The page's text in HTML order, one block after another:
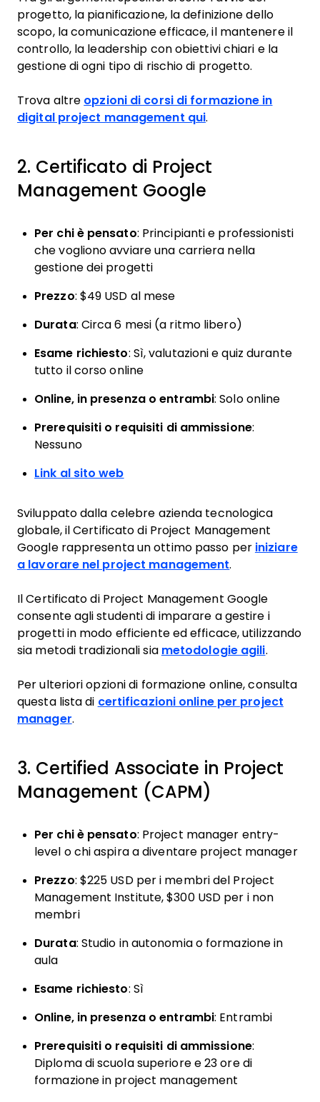
progetto, la pianificazione, la definizione dello
scopo, la comunicazione efficace, il mantenere il
controllo, la leadership con obiettivi chiari e la
gestione di ogni tipo di rischio di progetto.
Trova altre opzioni di corsi di formazione in
digital project management qui.
2. Certificato di Project
Management Google
Per chi è pensato: Principianti e professionisti
che vogliono avviare una carriera nella
gestione dei progetti
Prezzo: $49 USD al mese
Durata: Circa 6 mesi (a ritmo libero)
Esame richiesto: Sì, valutazioni e quiz durante
tutto il corso online
Online, in presenza o entrambi: Solo online
Prerequisiti o requisiti di ammissione:
Nessuno
Link al sito web
Sviluppato dalla celebre azienda tecnologica
globale, il Certificato di Project Management
Google rappresenta un ottimo passo per iniziare
a lavorare nel project management.
Il Certificato di Project Management Google
consente agli studenti di imparare a gestire i
progetti in modo efficiente ed efficace, utilizzando
sia metodi tradizionali sia metodologie agili.
Per ulteriori opzioni di formazione online, consulta
questa lista di certificazioni online per project
manager.
3. Certified Associate in Project
Management (CAPM)
Per chi è pensato: Project manager entry-
level o chi aspira a diventare project manager
Prezzo: $225 USD per i membri del Project
Management Institute, $300 USD per i non
membri
Durata: Studio in autonomia o formazione in
aula
Esame richiesto: Sì
Online, in presenza o entrambi: Entrambi
Prerequisiti o requisiti di ammissione:
Diploma di scuola superiore e 23 ore di
formazione in project management